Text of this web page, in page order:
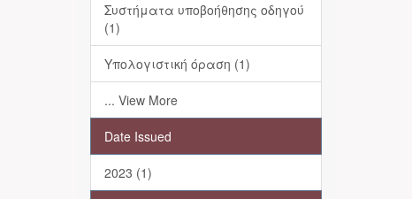
Συστήματα υποβοήθησης οδηγού
(1)
Υπολογιστική όραση (1)
... View More
Date Issued
2023 (1)